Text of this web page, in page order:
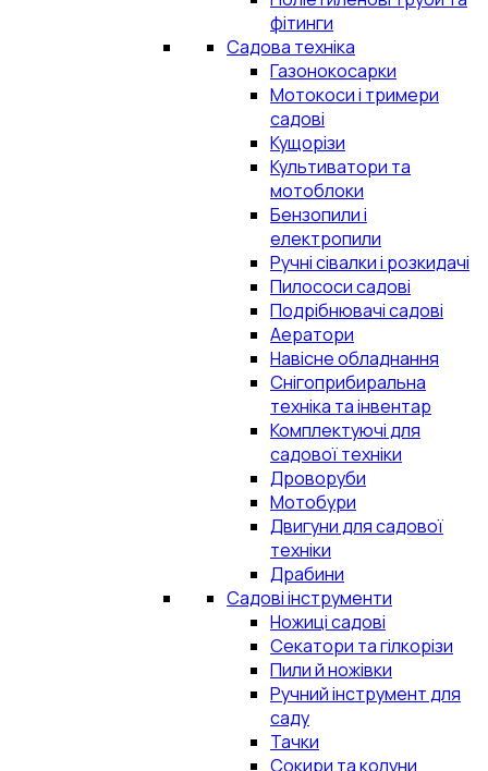
фітинги
Садова техніка
Газонокосарки
Мотокоси і тримери
садові
Кущорізи
Культиватори та
мотоблоки
Бензопили і
електропили
Ручні сівалки і розкидачі
Пилососи садові
Подрібнювачі садові
Аератори
Навісне обладнання
Снігоприбиральна
техніка та інвентар
Комплектуючі для
садової техніки
Дроворуби
Мотобури
Двигуни для садової
техніки
Драбини
Садові інструменти
Ножиці садові
Секатори та гілкорізи
Пили й ножівки
Ручний інструмент для
саду
Тачки
Сокири та колуни